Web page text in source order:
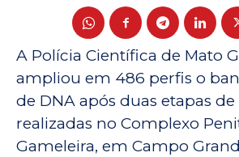
A Polícia Científica de Mato
ampliou em 486 perfis o
de DNA após duas etapas de
realizadas no Complexo
Gameleira, em Campo